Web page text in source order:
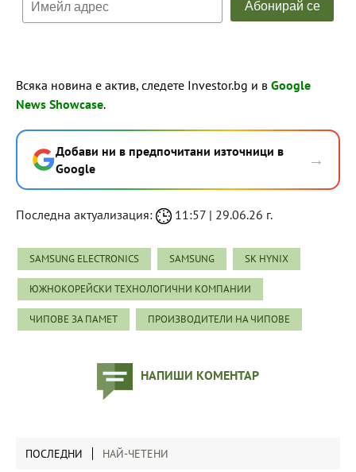
Всяка новина е актив, следете Investor.bg и в Google
News Showcase.
Добави ни в предпочитани източници в
Google
→
Последна актуализация: 11:57 | 29.06.26 г.
SAMSUNG ELECTRONICS SAMSUNG SK HYNIX
ЮЖНОКОРЕЙСКИ ТЕХНОЛОГИЧНИ КОМПАНИИ
ЧИПОВЕ ЗА ПАМЕТ ПРОИЗВОДИТЕЛИ НА ЧИПОВЕ
НАПИШИ КОМЕНТАР
ПОСЛЕДНИ НАЙ-ЧЕТЕНИ